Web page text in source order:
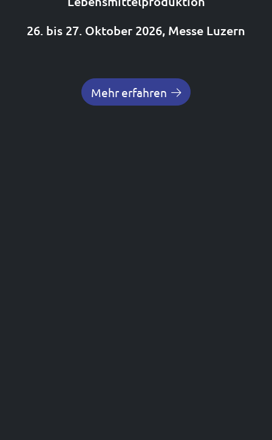
26. bis 27. Oktober 2026, Messe Luzern
Mehr erfahren